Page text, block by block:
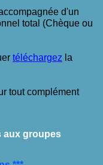
d'un
total (Chèque ou
téléchargez la
tout complément
aux groupes